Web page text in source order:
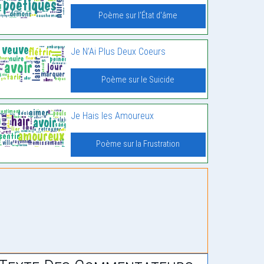
Poème sur l'État d'âme
Je N’Ai Plus Deux Coeurs
Poème sur le Suicide
Je Hais les Amoureux
Poème sur la Frustration